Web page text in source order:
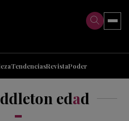
TendenciasRevistaPoder
edad